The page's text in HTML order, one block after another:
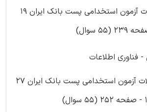
سوالات آزمون استخدامی پست بانک ایران 19
فناوری اطلاعات
سوالات آزمون استخدامی پست بانک ایران 27